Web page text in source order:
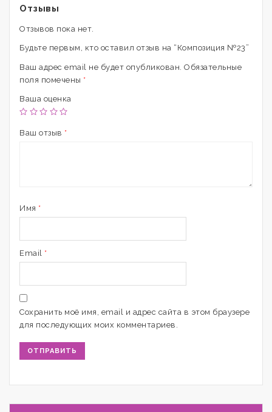
Отзывы
Отзывов пока нет.
Будьте первым, кто оставил отзыв на “Композиция №23”
Ваш адрес email не будет опубликован. Обязательные
поля помечены *
Ваша оценка
Ваш отзыв *
Имя *
Email *
Сохранить моё имя, email и адрес сайта в этом браузере
для последующих моих комментариев.